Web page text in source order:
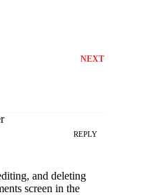
NEXT
REPLY
and deleting
screen in the